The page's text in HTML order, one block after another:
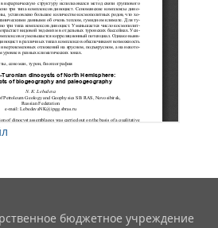
бюджетное учреждение